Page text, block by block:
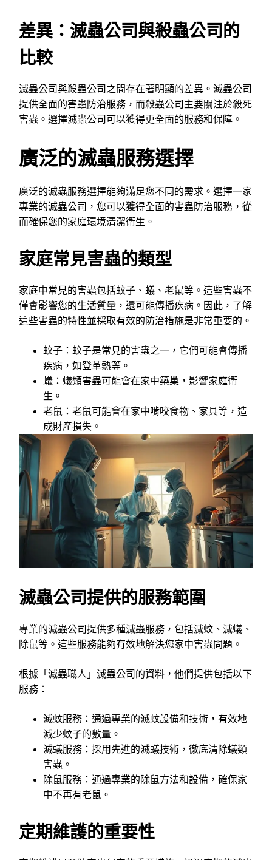
差異：滅蟲公司與殺蟲公司的
比較
滅蟲公司與殺蟲公司之間存在著明顯的差異。滅蟲公司
提供全面的害蟲防治服務，而殺蟲公司主要關注於殺死
害蟲。選擇滅蟲公司可以獲得更全面的服務和保障。
廣泛的滅蟲服務選擇
廣泛的滅蟲服務選擇能夠滿足您不同的需求。選擇一家
專業的滅蟲公司，您可以獲得全面的害蟲防治服務，從
而確保您的家庭環境清潔衛生。
家庭常見害蟲的類型
家庭中常見的害蟲包括蚊子、蟻、老鼠等。這些害蟲不
僅會影響您的生活質量，還可能傳播疾病。因此，了解
這些害蟲的特性並採取有效的防治措施是非常重要的。
蚊子：蚊子是常見的害蟲之一，它們可能會傳播
疾病，如登革熱等。
蟻：蟻類害蟲可能會在家中築巢，影響家庭衛
生。
老鼠：老鼠可能會在家中啃咬食物、家具等，造
成財產損失。
滅蟲公司提供的服務範圍
專業的滅蟲公司提供多種滅蟲服務，包括滅蚊、滅蟻、
除鼠等。這些服務能夠有效地解決您家中害蟲問題。
根據「滅蟲職人」滅蟲公司的資料，他們提供包括以下
服務：
滅蚊服務：通過專業的滅蚊設備和技術，有效地
減少蚊子的數量。
滅蟻服務：採用先進的滅蟻技術，徹底清除蟻類
害蟲。
除鼠服務：通過專業的除鼠方法和設備，確保家
中不再有老鼠。
定期維護的重要性